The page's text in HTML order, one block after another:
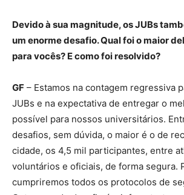
Devido à sua magnitude, os JUBs
um enorme desafio. Qual foi o maior
para vocês? E como foi resolvido?
GF – Estamos na contagem regressiva
JUBs e na expectativa de entregar o
possível para nossos universitários.
desafios, sem dúvida, o maior é o de
cidade, os 4,5 mil participantes, entre
voluntários e oficiais, de forma segura.
cumpriremos todos os protocolos de